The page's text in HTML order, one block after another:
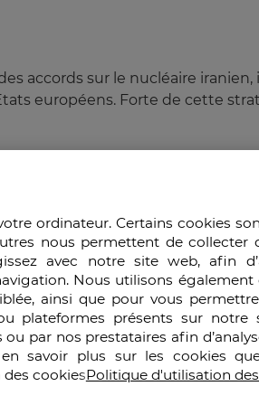
accords sur le nucléaire
européens. Forte de cette
américaines, la
sa volonté de signer un
ans. 280 milliards de dollars
sont les termes de
où deux camps
ordinateur. Certains cookies
nous permettent de collecter
avec notre site web, afin
Nous utilisons
ainsi que pour vous
plateformes présents sur notre
par nos prestataires afin
savoir plus sur les cookies
cookiesPolitique d'utilisation